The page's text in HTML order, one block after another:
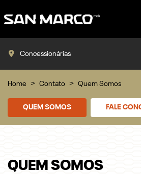
Concessionárias
Home Contato Quem Somos
FALE
QUEM SOMOS
QUEM SOMOS